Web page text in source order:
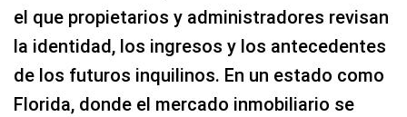
el que propietarios y administradores revisan
la identidad, los ingresos y los antecedentes
de los futuros inquilinos. En un estado como
Florida, donde el mercado inmobiliario se